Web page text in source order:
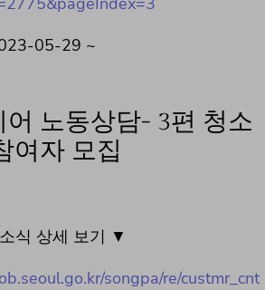
05-29 ~
어 노동상담- 3편 청소
여자 모집
식 상세 보기 ▼
songpa/re/custmr_cnt